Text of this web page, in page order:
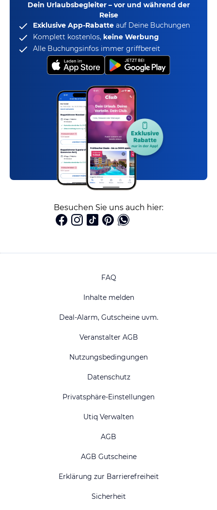
Dein Urlaubsbegleiter – vor und während der
Reise
Exklusive App-Rabatte auf Deine Buchungen
Komplett kostenlos, keine Werbung
Alle Buchungsinfos immer griffbereit
Besuchen Sie uns auch hier:
FAQ
Inhalte melden
Deal-Alarm, Gutscheine uvm.
Veranstalter AGB
Nutzungsbedingungen
Datenschutz
Privatsphäre-Einstellungen
Utiq Verwalten
AGB
AGB Gutscheine
Erklärung zur Barrierefreiheit
Sicherheit